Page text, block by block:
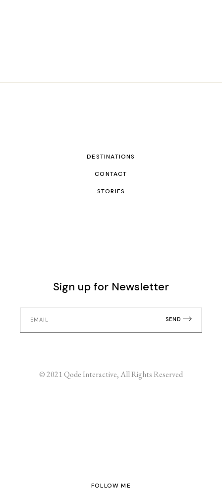
DESTINATIONS
CONTACT
STORIES
Sign up for Newsletter
SEND
© 2021Qode Interactive, All Rights Reserved
FOLLOW ME